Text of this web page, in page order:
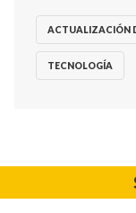
ACTUALIZACIÓN
TECNOLOGÍA